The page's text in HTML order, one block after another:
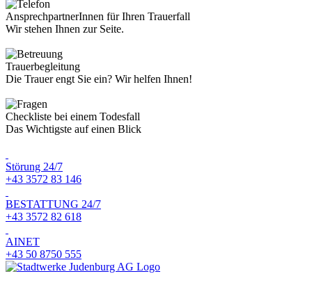
AnsprechpartnerInnen für Ihren Trauerfall
Wir stehen Ihnen zur Seite.
Trauerbegleitung
Die Trauer engt Sie ein? Wir helfen Ihnen!
Checkliste bei einem Todesfall
Das Wichtigste auf einen Blick
Störung 24/7
+43 3572 83 146
BESTATTUNG 24/7
+43 3572 82 618
AINET
+43 50 8750 555